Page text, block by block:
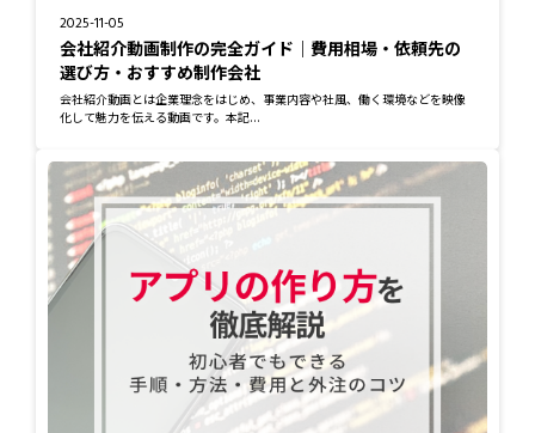
2025-11-05
会社紹介動画制作の完全ガイド｜費用相場・依頼先の
選び方・おすすめ制作会社
会社紹介動画とは企業理念をはじめ、事業内容や社風、働く環境などを映像
化して魅力を伝える動画です。本記...